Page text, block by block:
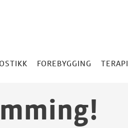
FOREBYGGING TERAPI